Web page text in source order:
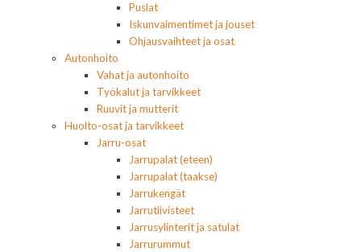
Puslat
Iskunvaimentimet ja jouset
Ohjausvaihteet ja osat
Autonhoito
Vahat ja autonhoito
Työkalut ja tarvikkeet
Ruuvit ja mutterit
Huolto-osat ja tarvikkeet
Jarru-osat
Jarrupalat (eteen)
Jarrupalat (taakse)
Jarrukengät
Jarrutiivisteet
Jarrusylinterit ja satulat
Jarrurummut